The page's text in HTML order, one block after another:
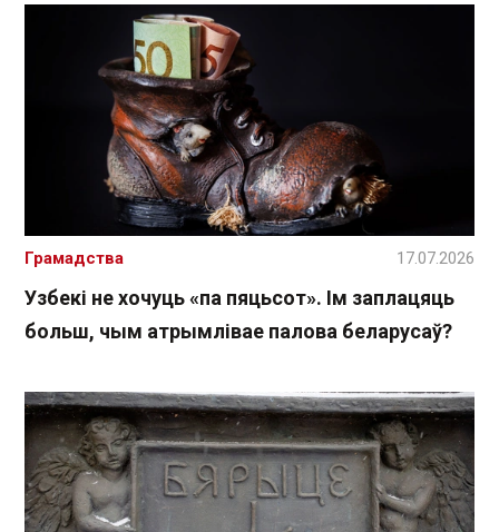
Узбекі не хочуць «па пяцьсот». Ім заплацяць
больш, чым атрымлівае палова беларусаў?
Грамадства 17.07.2026